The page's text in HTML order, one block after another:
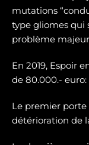
mutations
type gliomes qui
problème
En 2019, Espoir
de 80.000.- euro:
Le premier
détérioration de